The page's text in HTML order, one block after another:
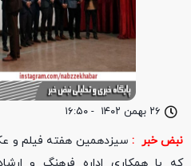
۲۶ بهمن ۱۴۰۲ - ۱۶:۵۰
نبض خبر : سیزدهمین هفته فیلم و